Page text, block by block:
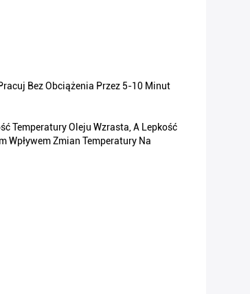
Bez Obciążenia Przez 5-10 Minut
Temperatury Oleju Wzrasta, A Lepkość
Wpływem Zmian Temperatury Na